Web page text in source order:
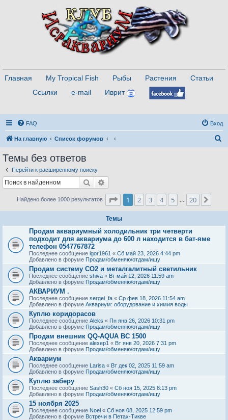
Главная My Tropical Fish Рыбы Растения
Статьи
Ссылки
e-mail Иврит
FAQ Вход
На главную Список форумов
Темы без ответов
Перейти к расширенному поиску
Поиск
Найдено более 1000 результатов Страница1 из
1 2 3 4 5 20
Темы
Продам аквариумный холодильник три четверти
подходит для аквариума до 600 л находится в бат-яме
телефон 0547767872
Последнее сообщение igor1961 « Сб май 23, 2026 4:44 pm
Добавлено в форуме Продам/обменяю/отдам/ищу
Продам систему СО2 и металгалитный светильник
Последнее сообщение shiva « Вт май 12, 2026 11:59 am
Добавлено в форуме Продам/обменяю/отдам/ищу
АКВАРИУМ .
Последнее сообщение sergei_fa « Ср фев 18, 2026 11:54 am
Добавлено в форуме Аквариум: оборудование и химия воды
Куплю коридорасов
Последнее сообщение Aleks « Пн янв 26, 2026 10:31 pm
Добавлено в форуме Продам/обменяю/отдам/ищу
Продам внешник QQ-AQUA BC 1500
Последнее сообщение alexep1 « Вт янв 20, 2026 7:31 pm
Добавлено в форуме Продам/обменяю/отдам/ищу
Аквариум
Последнее сообщение Larisa « Вт дек 02, 2025 11:59 am
Добавлено в форуме Продам/обменяю/отдам/ищу
Куплю заберу
Последнее сообщение Sash30 « Сб ноя 15, 2025 8:13 pm
Добавлено в форуме Продам/обменяю/отдам/ищу
15 ноября 2025
Последнее сообщение Noel « Сб ноя 08, 2025 12:59 pm
Добавлено в форуме Встречи в Петах-Тикве